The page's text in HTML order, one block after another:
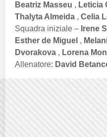
Beatriz Masseu , Leticia
Thalyta Almeida , Celia
Squadra iniziale – Irene
Esther de Miguel ,
Dvorakova , Lorena
Allenatore: David